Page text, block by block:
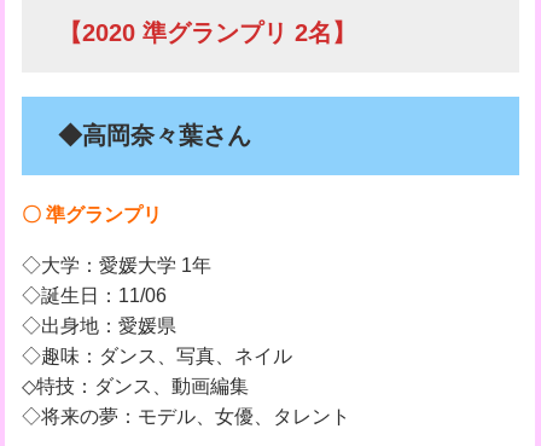
【2020 準グランプリ 2名】
◆高岡奈々葉さん
〇 準グランプリ
◇大学：愛媛大学 1年
◇誕生日：11/06
◇出身地：愛媛県
◇趣味：ダンス、写真、ネイル
◇特技：ダンス、動画編集
◇将来の夢：モデル、女優、タレント